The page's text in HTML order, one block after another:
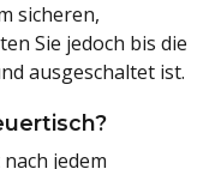
sicheren,
Sie jedoch bis die
ausgeschaltet ist.
jedem